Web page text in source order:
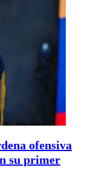
ofensiva
su primer